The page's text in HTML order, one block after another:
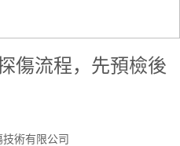
傷流程，先預檢後
術有限公司